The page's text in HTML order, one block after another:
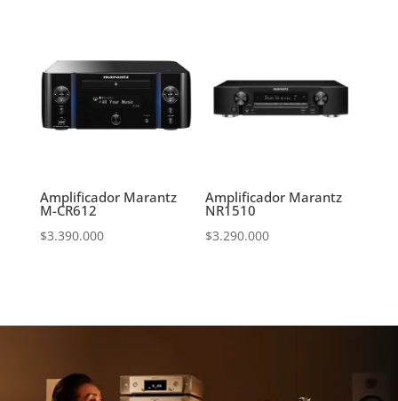
Amplificador Marantz
M-CR612
$3.390.000
Amplificador Marantz
NR1510
$3.290.000